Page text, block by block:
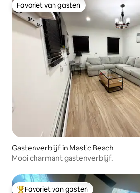
Favoriet van gasten
Favoriet van gasten
Gastenverblijf in Mastic Beach
Mooi charmant gastenverblijf.
Favoriet van gasten